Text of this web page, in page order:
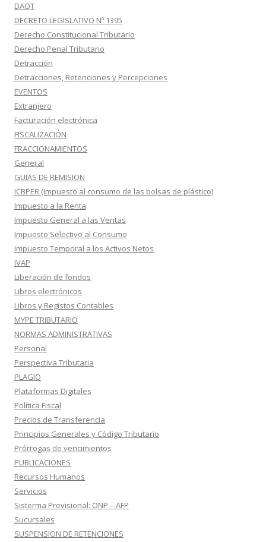
DAOT
DECRETO LEGISLATIVO Nº 1395
Derecho Constitucional Tributario
Derecho Penal Tributario
Detracción
Detracciones, Retenciones y Percepciones
EVENTOS
Extranjero
Facturación electrónica
FISCALIZACIÓN
FRACCIONAMIENTOS
General
GUIAS DE REMISION
ICBPER (Impuesto al consumo de las bolsas de plástico)
Impuesto a la Renta
Impuesto General a las Ventas
Impuesto Selectivo al Consumo
Impuesto Temporal a los Activos Netos
IVAP
Liberación de fondos
Libros electrónicos
Libros y Registos Contables
MYPE TRIBUTARIO
NORMAS ADMINISTRATIVAS
Personal
Perspectiva Tributaria
PLAGIO
Plataformas Digitales
Política Fiscal
Precios de Transferencia
Principios Generales y Código Tributario
Prórrogas de vencimientos
PUBLICACIONES
Recursos Humanos
Servicios
Sisterma Previsional: ONP – AFP
Sucursales
SUSPENSION DE RETENCIONES